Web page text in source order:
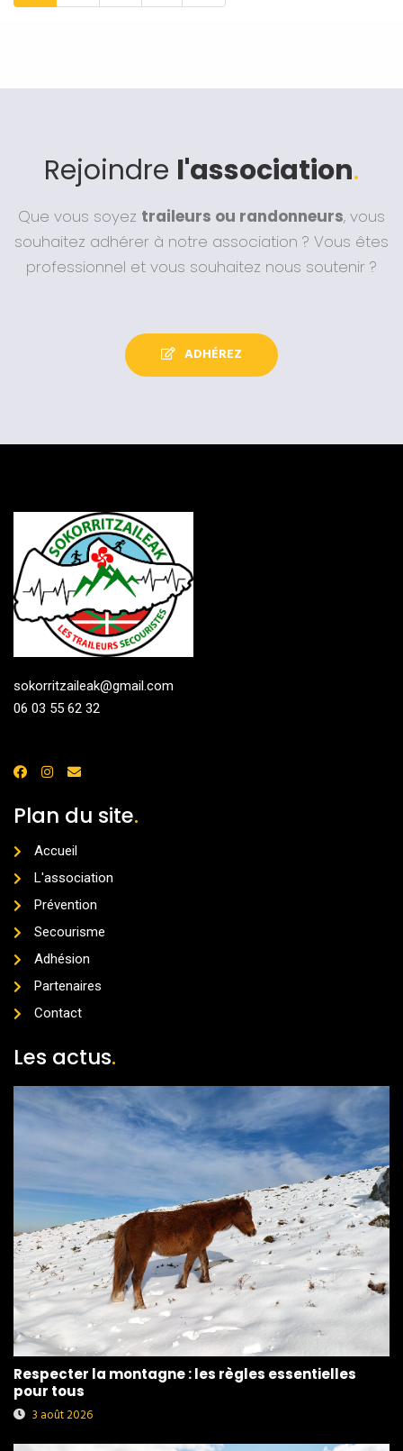
Rejoindre l'association.
Que vous soyez traileurs ou randonneurs, vous
souhaitez adhérer à notre association ? Vous êtes
professionnel et vous souhaitez nous soutenir ?
ADHÉREZ
sokorritzaileak@gmail.com
06 03 55 62 32
Plan du site.
Accueil
L'association
Prévention
Secourisme
Adhésion
Partenaires
Contact
Les actus.
Respecter la montagne : les règles essentielles
pour tous
3 août 2026